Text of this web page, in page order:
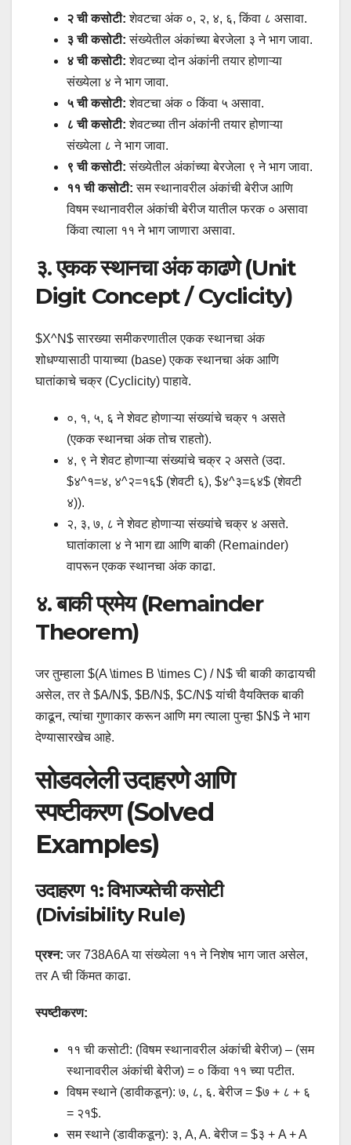
२ ची कसोटी: शेवटचा अंक ०, २, ४, ६, किंवा ८ असावा.
३ ची कसोटी: संख्येतील अंकांच्या बेरजेला ३ ने भाग जावा.
४ ची कसोटी: शेवटच्या दोन अंकांनी तयार होणाऱ्या
संख्येला ४ ने भाग जावा.
५ ची कसोटी: शेवटचा अंक ० किंवा ५ असावा.
८ ची कसोटी: शेवटच्या तीन अंकांनी तयार होणाऱ्या
संख्येला ८ ने भाग जावा.
९ ची कसोटी: संख्येतील अंकांच्या बेरजेला ९ ने भाग जावा.
११ ची कसोटी: सम स्थानावरील अंकांची बेरीज आणि
विषम स्थानावरील अंकांची बेरीज यातील फरक ० असावा
किंवा त्याला ११ ने भाग जाणारा असावा.
३. एकक स्थानचा अंक काढणे (Unit
Digit Concept / Cyclicity)
$X^N$ सारख्या समीकरणातील एकक स्थानचा अंक
शोधण्यासाठी पायाच्या (base) एकक स्थानचा अंक आणि
घातांकाचे चक्र (Cyclicity) पाहावे.
०, १, ५, ६ ने शेवट होणाऱ्या संख्यांचे चक्र १ असते
(एकक स्थानचा अंक तोच राहतो).
४, ९ ने शेवट होणाऱ्या संख्यांचे चक्र २ असते (उदा.
$४^१=४, ४^२=१६$ (शेवटी ६), $४^३=६४$ (शेवटी
४)).
२, ३, ७, ८ ने शेवट होणाऱ्या संख्यांचे चक्र ४ असते.
घातांकाला ४ ने भाग द्या आणि बाकी (Remainder)
वापरून एकक स्थानचा अंक काढा.
४. बाकी प्रमेय (Remainder
Theorem)
जर तुम्हाला $(A \times B \times C) / N$ ची बाकी काढायची
असेल, तर ते $A/N$, $B/N$, $C/N$ यांची वैयक्तिक बाकी
काढून, त्यांचा गुणाकार करून आणि मग त्याला पुन्हा $N$ ने भाग
देण्यासारखेच आहे.
सोडवलेली उदाहरणे आणि
स्पष्टीकरण (Solved
Examples)
उदाहरण १: विभाज्यतेची कसोटी
(Divisibility Rule)
प्रश्न: जर 738A6A या संख्येला ११ ने निशेष भाग जात असेल,
तर A ची किंमत काढा.
स्पष्टीकरण:
११ ची कसोटी: (विषम स्थानावरील अंकांची बेरीज) – (सम
स्थानावरील अंकांची बेरीज) = ० किंवा ११ च्या पटीत.
विषम स्थाने (डावीकडून): ७, ८, ६. बेरीज = $७ + ८ + ६
= २१$.
सम स्थाने (डावीकडून): ३, A, A. बेरीज = $३ + A + A